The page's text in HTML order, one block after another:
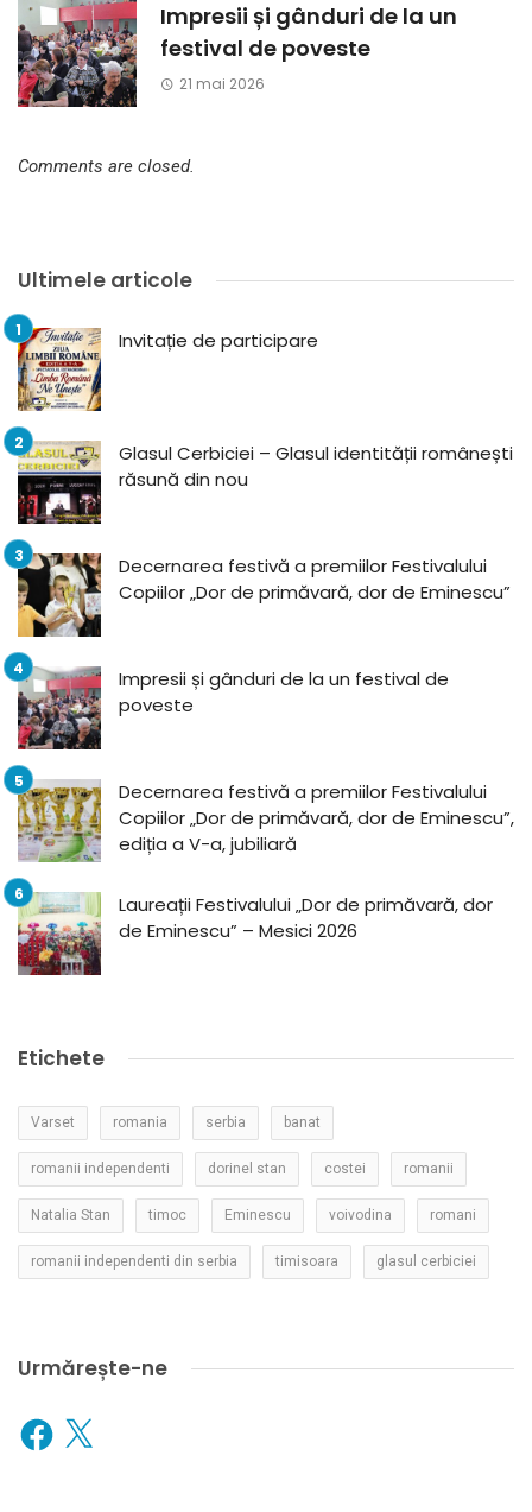
Impresii și gânduri de la un
festival de poveste
21 mai 2026
Comments are closed.
Ultimele articole
Invitație de participare
Glasul Cerbiciei – Glasul identității românești
răsună din nou
Decernarea festivă a premiilor Festivalului
Copiilor „Dor de primăvară, dor de Eminescu”
Impresii și gânduri de la un festival de
poveste
Decernarea festivă a premiilor Festivalului
Copiilor „Dor de primăvară, dor de Eminescu”,
ediția a V-a, jubiliară
Laureații Festivalului „Dor de primăvară, dor
de Eminescu” – Mesici 2026
Etichete
Varset romania serbia banat
romanii independenti dorinel stan costei romanii
Natalia Stan timoc Eminescu voivodina romani
romanii independenti din serbia timisoara glasul cerbiciei
Urmărește-ne
Facebook
X